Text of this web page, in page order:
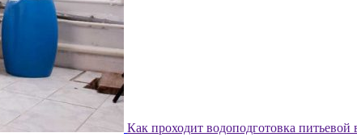
Как проходит водоподготовка питьевой